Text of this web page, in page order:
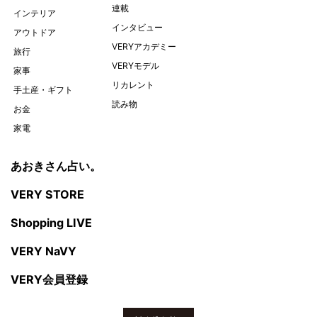
インテリア
アウトドア
旅行
家事
手土産・ギフト
お金
家電
連載
インタビュー
VERYアカデミー
VERYモデル
リカレント
読み物
あおきさん占い。
VERY STORE
Shopping LIVE
VERY NaVY
VERY会員登録